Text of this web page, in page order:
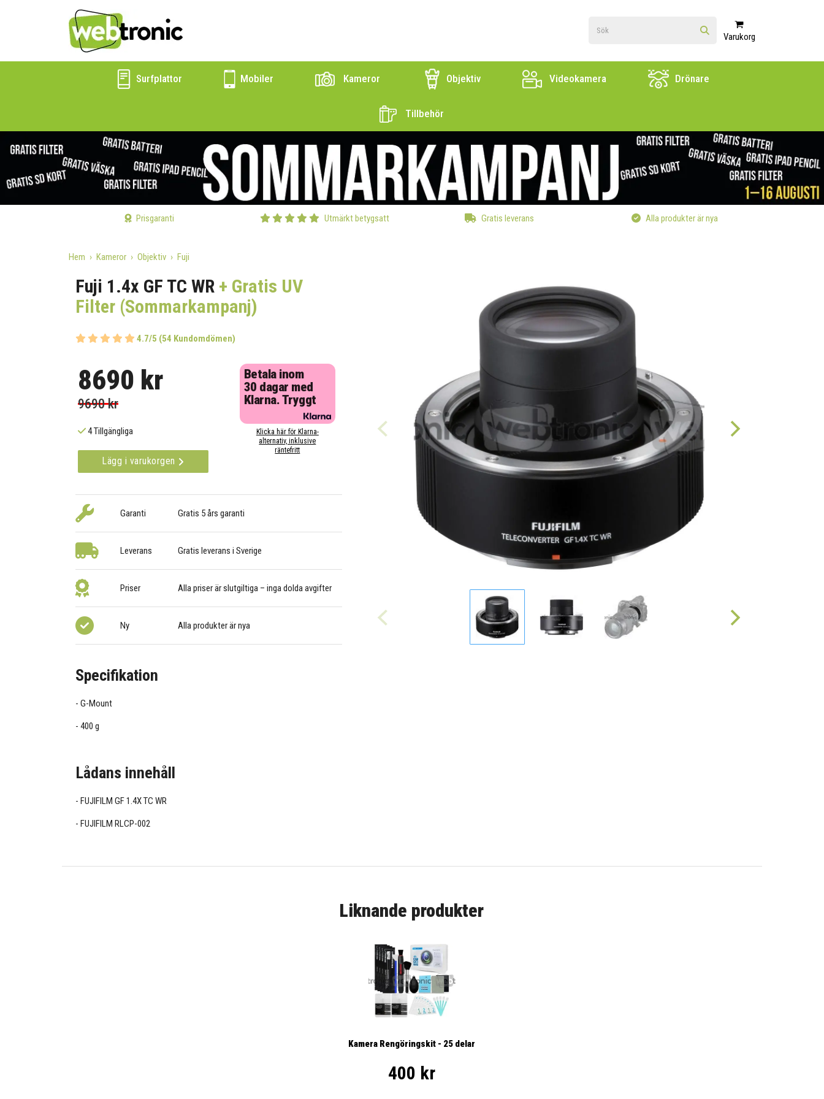
Varukorg
Surfplattor Mobiler Kameror Objektiv Videokamera Drönare
Tillbehör
Prisgaranti Utmärkt betygsatt Gratis leverans Alla produkter är nya
Hem Kameror Objektiv Fuji
Fuji 1.4x GF TC WR + Gratis UV
Filter (Sommarkampanj)
4.7/5 (54 Kundomdömen)
8690 kr
9690 kr
4 Tillgängliga
Lägg i varukorgen
Betala inom
30 dagar med
Klarna. Tryggt
Klicka här för Klarna-
alternativ, inklusive
räntefritt
Garanti Gratis 5 års garanti
Leverans Gratis leverans i Sverige
Priser Alla priser är slutgiltiga – inga dolda avgifter
Ny Alla produkter är nya
Specifikation
G-Mount
400 g
Lådans innehåll
FUJIFILM GF 1.4X TC WR
FUJIFILM RLCP-002
Liknande produkter
Kamera Rengöringskit - 25 delar
400 kr